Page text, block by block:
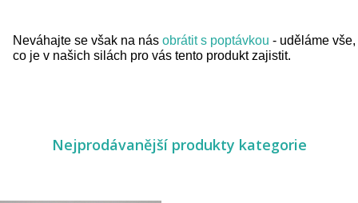
Neváhajte se však na nás obrátit s poptávkou - uděláme vše,
co je v našich silách pro vás tento produkt zajistit.
Nejprodávanější produkty kategorie